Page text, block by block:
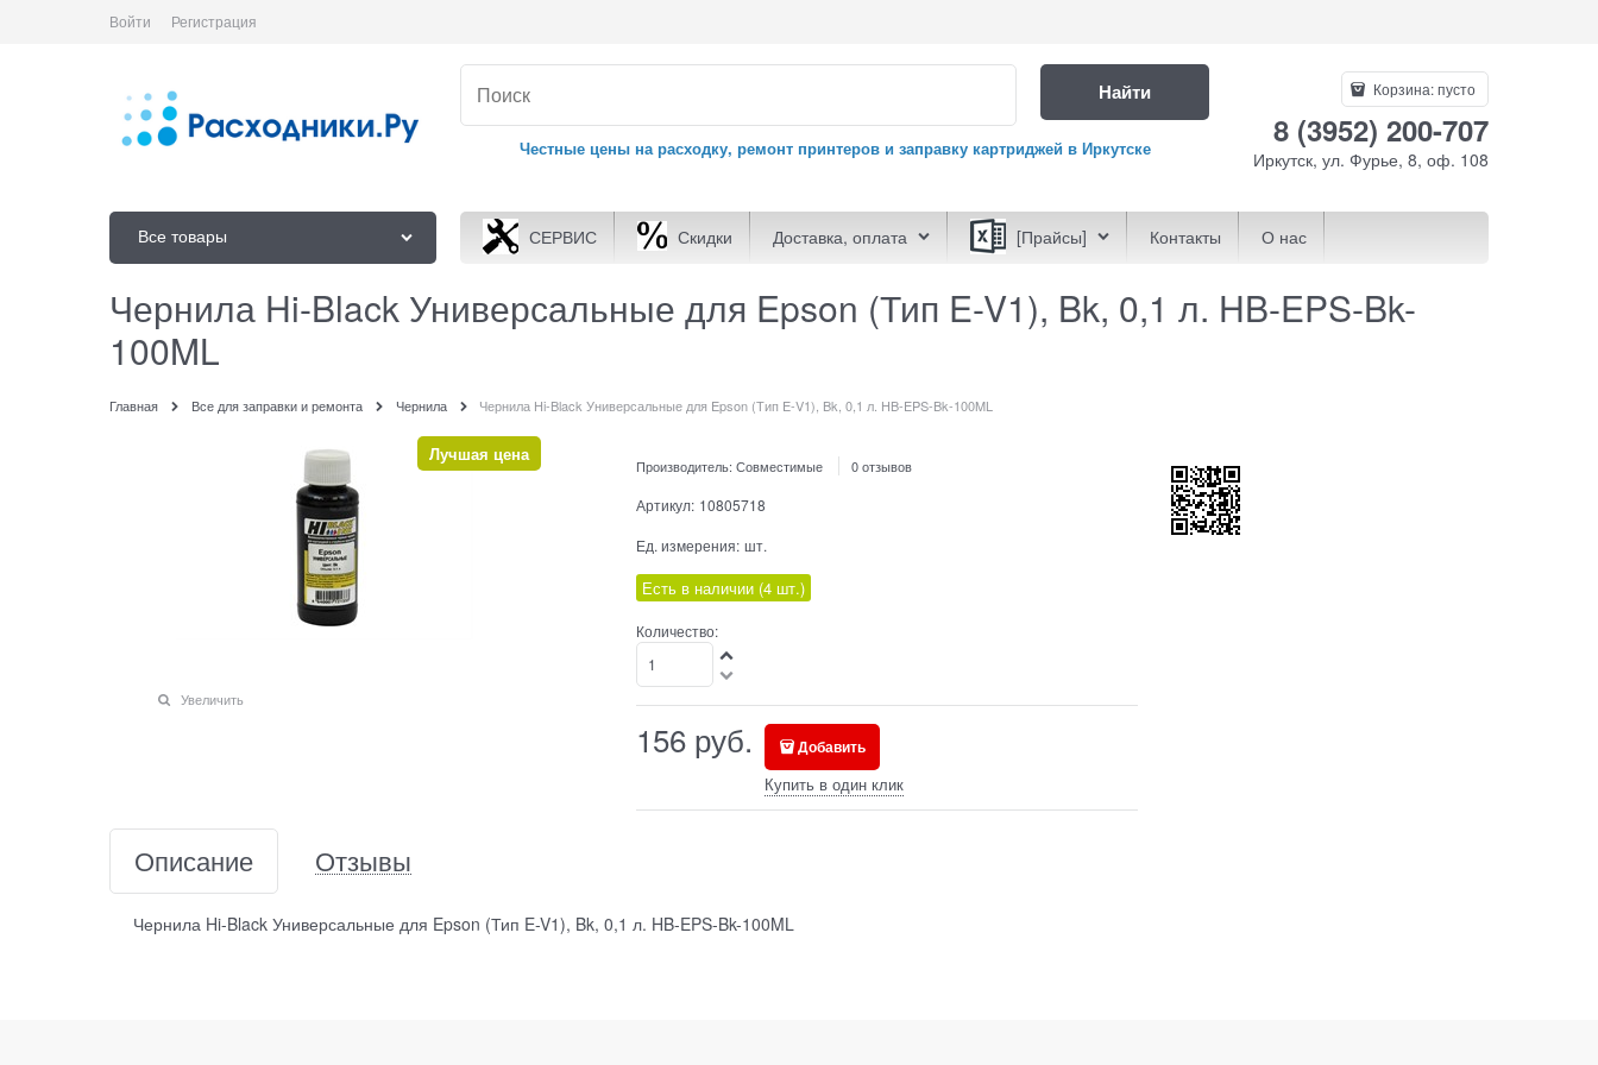
Войти Регистрация
Найти
Честные цены на расходку, ремонт принтеров и заправку картриджей в Иркутске
Корзина:пусто
8 (3952) 200-707
Иркутск, ул. Фурье, 8, оф. 108
Все товары СЕРВИС Скидки Доставка, оплата [Прайсы] Контакты О нас
Чернила Hi-Black Универсальные для Epson (Тип E-V1), Bk, 0,1 л. HB-EPS-Bk-
100ML
Главная Все для заправки и ремонта Чернила Чернила Hi-Black Универсальные для Epson (Тип E-V1), Bk, 0,1 л. HB-EPS-Bk-100ML
Лучшая цена
Увеличить
Производитель: Совместимые 0 отзывов
Артикул: 10805718
Ед. измерения: шт.
Есть в наличии (4 шт.)
Количество:
156 руб. Добавить
Купить в один клик
Описание Отзывы
Чернила Hi-Black Универсальные для Epson (Тип E-V1), Bk, 0,1 л. HB-EPS-Bk-100ML